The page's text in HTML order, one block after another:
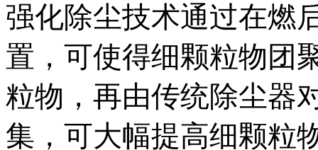
强化除尘技术通过在燃
置，可使得细颗粒物团
粒物，再由传统除尘器
集，可大幅提高细颗粒